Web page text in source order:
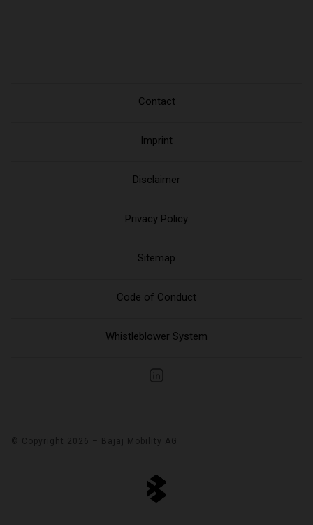
© Copyright 2026 – Bajaj Mobility AG
Contact
Imprint
Disclaimer
Privacy Policy
Sitemap
Code of Conduct
Whistleblower System